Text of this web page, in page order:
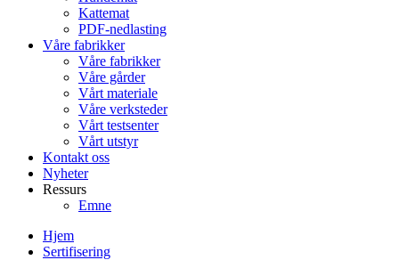
Kattemat
PDF-nedlasting
Våre fabrikker
Våre fabrikker
Våre gårder
Vårt materiale
Våre verksteder
Vårt testsenter
Vårt utstyr
Kontakt oss
Nyheter
Ressurs
Emne
Hjem
Sertifisering